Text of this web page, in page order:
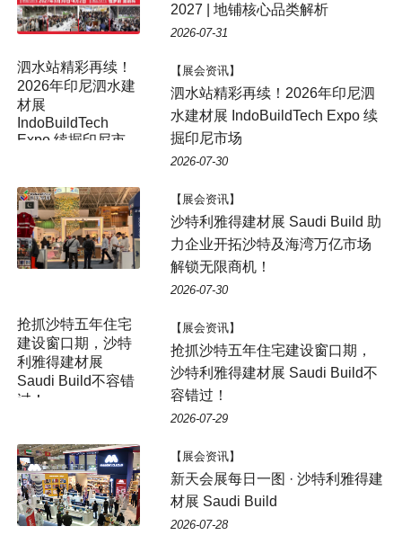
2027 | 地铺核心品类解析
2026-07-31
【展会资讯】
泗水站精彩再续！2026年印尼泗
水建材展 IndoBuildTech Expo 续
掘印尼市场
2026-07-30
【展会资讯】
沙特利雅得建材展 Saudi Build 助
力企业开拓沙特及海湾万亿市场
解锁无限商机！
2026-07-30
抢抓沙特五年住宅
建设窗口期，沙特
利雅得建材展
Saudi Build不容错
过！
【展会资讯】
抢抓沙特五年住宅建设窗口期，
沙特利雅得建材展 Saudi Build不
容错过！
2026-07-29
【展会资讯】
新天会展每日一图 · 沙特利雅得建
材展 Saudi Build
2026-07-28